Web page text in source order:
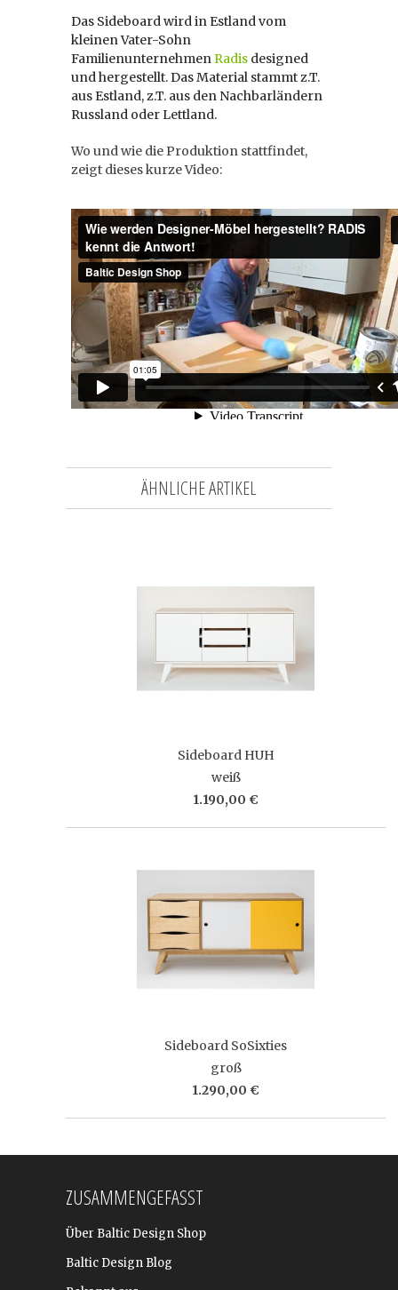
Das Sideboard wird in Estland vom
kleinen Vater-Sohn
FamilienunternehmenRadis designed
und hergestellt. Das Material stammt z.T.
aus Estland, z.T. aus den Nachbarländern
Russland oder Lettland.
Wo und wie die Produktion stattfindet,
zeigt dieses kurze Video:
ÄHNLICHE ARTIKEL
Sideboard HUH
weiß
1.190,00 €
Sideboard SoSixties
groß
1.290,00 €
ZUSAMMENGEFASST
Über Baltic Design Shop
Baltic Design Blog